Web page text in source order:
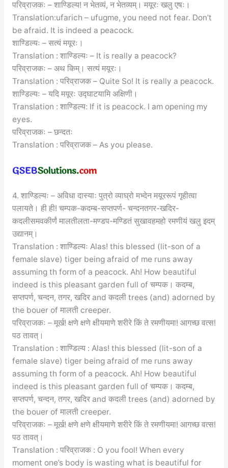
परिव्राजकः – शाण्डिल्य! न भेतव्यं, न भेतव्यम्। मयूरः खलु एषः।
Translation:ufarich – ufugme, you need not fear. Don’t
be afraid. It is indeed a peacock.
शाण्डिल्यः – सत्यं मयूरः।
Translation : शाण्डिल्यः – It is really a peacock?
परिव्राजकः – अथ किम्। सत्यं मयूरः।
Translation : परिव्राजक – Quite So! It is really a peacock.
शाण्डिल्यः – यदि मयूरः उद्घाटयामि अक्षिणी।
Translation : शाण्डिल्य: If it is peacock. I am opening my
eyes.
परिव्राजकः – छन्दतः
Translation : परिव्राजक – As you please.
4. शाण्डिल्यः – अविधा दास्याः पुत्रो व्याघ्रो मभ्देन मयूररूपं गृहीत्वा
पलायते। ही ही! चम्पक-कदम्ब-सप्तपर्ण- चन्दनतगर-खदिर-
कदलीसमवकीर्णं मालतीलता-मण्डप-मण्डितं सुखावहमहो रमणीयं खलु इदम्
उद्यानम्।
Translation : शाण्डिल्यः Alas! this blessed (lit-son of a
female slave) tiger being afraid of me runs away
assuming th form of a peacock. Ah! How beautiful
indeed is this pleasant garden full of चम्पक। कदम्ब,
सप्तपर्ण, चन्दन, तगर, खदिर and कदली trees (and) adorned by
the bouer of मालती creeper.
परिव्राजकः – मूर्ख! क्षणे क्षणे क्षीयमाणे शरीरे किं ते रमणीयमा! आगच्छ वत्स!
पठ तावत्।
Translation : शाण्डिल्य : Alas! this blessed (lit-son of a
female slave) tiger being afraid of me runs away
assuming th form of a peacock. Ah! How beautiful
indeed is this pleasant garden full of चम्पक। कदम्ब,
सप्तपर्ण, चन्दन, तगर, खदिर and कदली trees (and) adorned by
the bouer of मालती creeper.
परिव्राजकः – मूर्ख! क्षणे क्षणे क्षीयमाणे शरीरे किं ते रमणीयमा! आगच्छ वत्स!
पठ तावत्।
Translation : परिव्राजक : O you fool! When every
moment one’s body is wasting what is beautiful for